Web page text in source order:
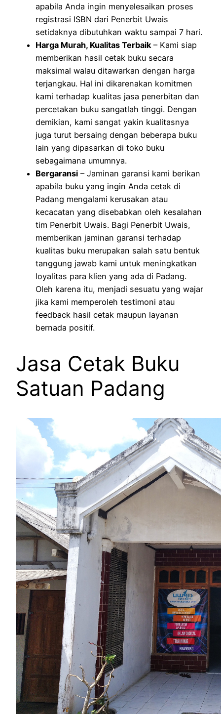
apabila Anda ingin menyelesaikan proses
registrasi ISBN dari Penerbit Uwais
setidaknya dibutuhkan waktu sampai 7 hari.
Harga Murah, Kualitas Terbaik – Kami siap
memberikan hasil cetak buku secara
maksimal walau ditawarkan dengan harga
terjangkau. Hal ini dikarenakan komitmen
kami terhadap kualitas jasa penerbitan dan
percetakan buku sangatlah tinggi. Dengan
demikian, kami sangat yakin kualitasnya
juga turut bersaing dengan beberapa buku
lain yang dipasarkan di toko buku
sebagaimana umumnya.
Bergaransi – Jaminan garansi kami berikan
apabila buku yang ingin Anda cetak di
Padang mengalami kerusakan atau
kecacatan yang disebabkan oleh kesalahan
tim Penerbit Uwais. Bagi Penerbit Uwais,
memberikan jaminan garansi terhadap
kualitas buku merupakan salah satu bentuk
tanggung jawab kami untuk meningkatkan
loyalitas para klien yang ada di Padang.
Oleh karena itu, menjadi sesuatu yang wajar
jika kami memperoleh testimoni atau
feedback hasil cetak maupun layanan
bernada positif.
Jasa Cetak Buku
Satuan Padang